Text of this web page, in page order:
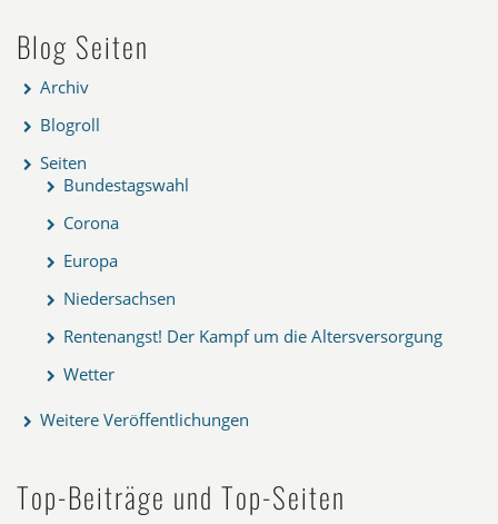
Blog Seiten
Archiv
Blogroll
Seiten
Bundestagswahl
Corona
Europa
Niedersachsen
Rentenangst! Der Kampf um die Altersversorgung
Wetter
Weitere Veröffentlichungen
Top-Beiträge und Top-Seiten